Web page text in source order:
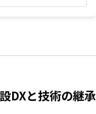
DXと技術の継承